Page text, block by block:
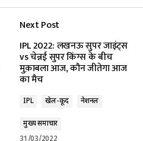
Next Post
IPL 2022: लखनऊ सुपर जाइंट्स
vs चेन्नई सुपर किंग्स के बीच
मुक़ाबला आज, कौन जीतेगा आज
का मैच
IPL खेल-कूद नेशनल
मुख्य समाचार
31/03/2022